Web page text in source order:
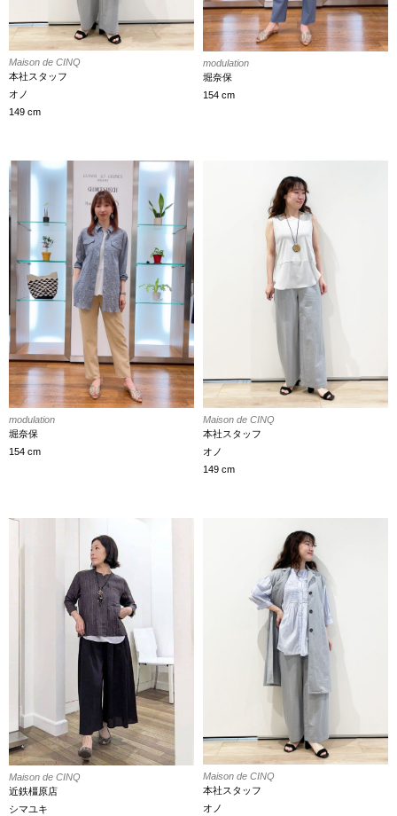
Maison de CINQ
本社スタッフ
オノ
149 cm
modulation
堀奈保
154 cm
modulation
堀奈保
154 cm
Maison de CINQ
本社スタッフ
オノ
149 cm
Maison de CINQ
近鉄橿原店
シマユキ
Maison de CINQ
本社スタッフ
オノ